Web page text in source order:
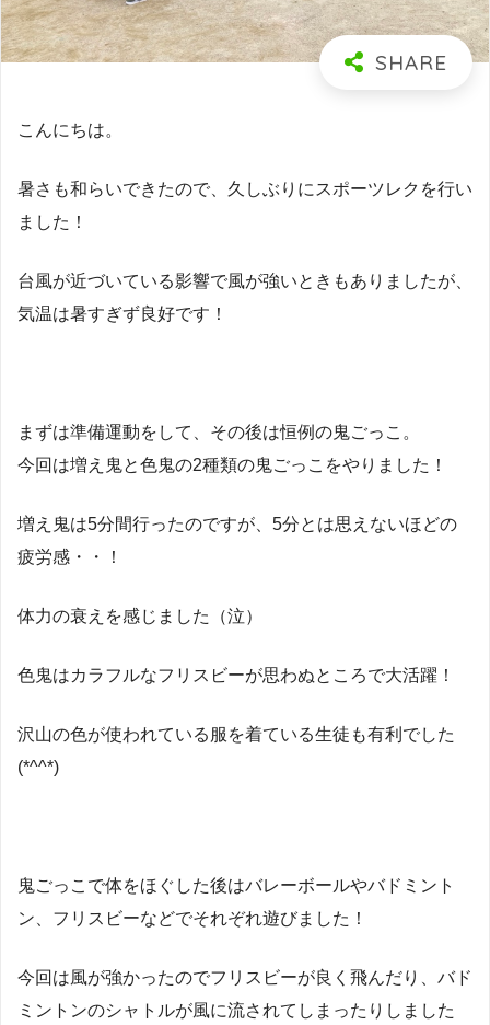
こんにちは。
暑さも和らいできたので、久しぶりにスポーツレクを行い
ました！
台風が近づいている影響で風が強いときもありましたが、
気温は暑すぎず良好です！
まずは準備運動をして、その後は恒例の鬼ごっこ。
今回は増え鬼と色鬼の2種類の鬼ごっこをやりました！
増え鬼は5分間行ったのですが、5分とは思えないほどの
疲労感・・！
体力の衰えを感じました（泣）
色鬼はカラフルなフリスビーが思わぬところで大活躍！
沢山の色が使われている服を着ている生徒も有利でした
(*^^*)
鬼ごっこで体をほぐした後はバレーボールやバドミント
ン、フリスビーなどでそれぞれ遊びました！
今回は風が強かったのでフリスビーが良く飛んだり、バド
ミントンのシャトルが風に流されてしまったりしました